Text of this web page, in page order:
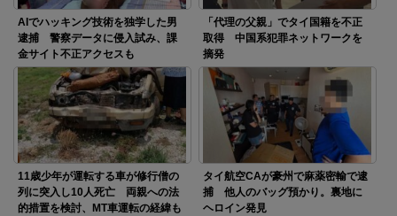
AIでハッキング技術を独学した男
逮捕 警察データに侵入試み、課
金サイト不正アクセスも
「代理の父親」でタイ国籍を不正
取得 中国系犯罪ネットワークを
摘発
11歳少年が運転する車が修行僧の
列に突入し10人死亡 両親への法
的措置を検討、MT車運転の経緯も
タイ航空CAが豪州で麻薬密輸で逮
捕 他人のバッグ預かり。裏地に
ヘロイン発見